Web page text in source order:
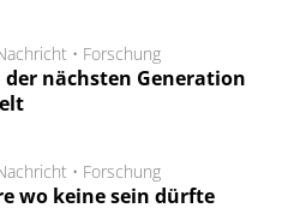
• Forschung
der nächsten Generation
• Forschung
wo keine sein dürfte